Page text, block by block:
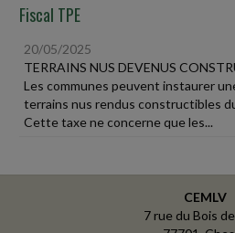
Fiscal TPE
20/05/2025
TERRAINS NUS DEVENUS
Les communes peuvent instaurer
terrains nus rendus constructibles
Cette taxe ne concerne que les...
CEMLV
7 rue du Bois